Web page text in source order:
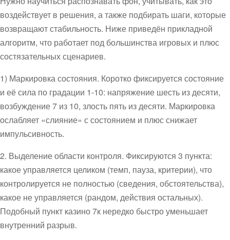
воздействует в решения, а также подбирать шаги, которые
возвращают стабильность. Ниже приведён прикладной
алгоритм, что работает под большинства игровых и плюс
состязательных сценариев.
1) Маркировка состояния. Коротко фиксируется состояние
и её сила по градации 1-10: напряжение шесть из десяти,
возбуждение 7 из 10, злость пять из десяти. Маркировка
ослабляет «слияние» с состоянием и плюс снижает
импульсивность.
2. Выделение области контроля. Фиксируются 3 пункта:
какое управляется целиком (темп, пауза, критерии), что
контролируется не полностью (сведения, обстоятельства),
какое не управляется (рандом, действия остальных).
Подобный пункт казино 7к нередко быстро уменьшает
внутренний разрыв.